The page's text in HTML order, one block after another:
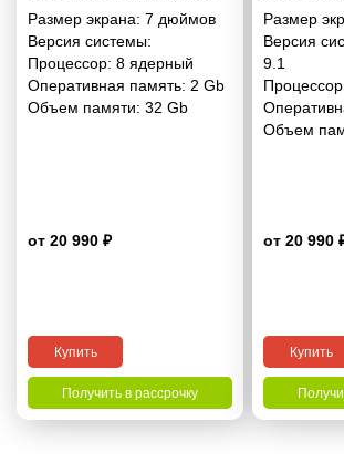
2005 HAIMA Freema 2006-
2009 7 дюймов - 10.1 2/32
Гб Simple
Размер экрана: 7 дюймов
Версия системы:
Процессор: 8 ядерный
Оперативная память: 2 Gb
Объем памяти: 32 Gb
от 20 990 ₽
Купить
Получить в рассрочку
2005
2009 7
Гб Simple
Размер
Версия
9.1
Объем
от 20 990
Купить